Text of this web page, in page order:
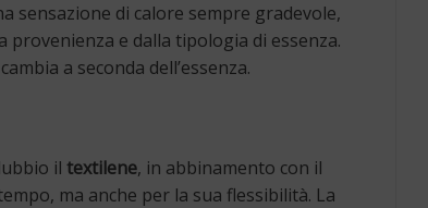
sensazione di calore sempre gradevole,
e dalla tipologia di essenza.
a seconda dell’essenza.
il textilene, in abbinamento con il
ma anche per la sua flessibilità. La